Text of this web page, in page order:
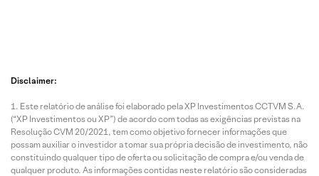
Disclaimer:
Este relatório de análise foi elaborado pela XP Investimentos CCTVM S.A.
(“XP Investimentos ou XP”) de acordo com todas as exigências previstas na
Resolução CVM 20/2021, tem como objetivo fornecer informações que
possam auxiliar o investidor a tomar sua própria decisão de investimento, não
constituindo qualquer tipo de oferta ou solicitação de compra e/ou venda de
qualquer produto. As informações contidas neste relatório são consideradas